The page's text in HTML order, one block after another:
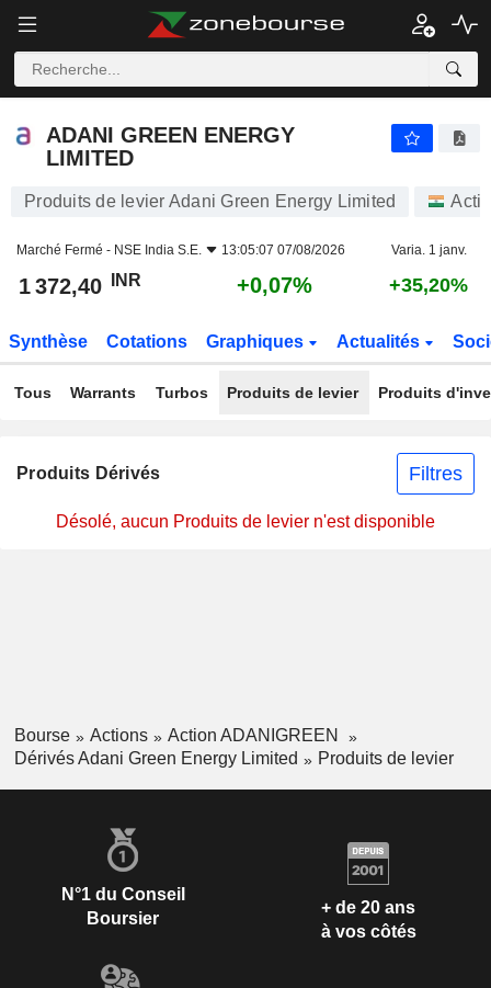
ADANI GREEN ENERGY
LIMITED
Produits de levier Adani Green Energy Limited
Marché Fermé - NSE India S.E. 13:05:07 07/08/2026 Varia. 1 janv.
1 372,40 INR +0,07% +35,20%
Synthèse Cotations Graphiques Actualités
Tous Warrants Turbos Produits de levier Produits
Produits Dérivés Filtres
Désolé, aucun Produits de levier n'est disponible
Bourse Actions
Action ADANIGREEN
Dérivés Adani Green Energy Limited
Produits de levier
N°1 du Conseil
Boursier
+ de 20 ans
à vos côtés